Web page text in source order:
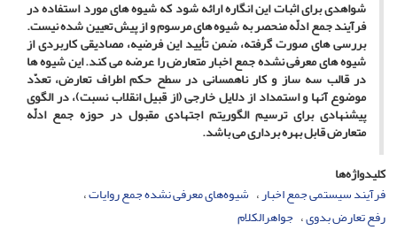
شواهدی برای اثبات این انگاره ارائه شود که شیوه­ های مورد استفاده در
فرآیند جمع ادلّه منحصر به شیوه­ های مرسوم و از پیش تعیین شده نیست.
بررسی­ های صورت گرفته، ضمن تأیید این فرضیه، مصادیقی کاربردی از
شیوه­ های معرفی نشده جمع اخبار متعارض را عرضه می­ کند. این شیوه­ ها
در قالب سه ساز و کار ناهمسانی در سطح حکم اطراف تعارض، تعدّد
موضوع آن­ها و استمداد از دلایل خارجی (از قبیل انقلاب نسبت)، در الگوی
پیشنهادی برای ترسیم الگوریتم اجتهادی مقبول در حوزه جمع ادلّه
متعارض قابل بهره­ برداری می­ باشد.
کلیدواژه‌ها
فرآیند سیستمی جمع اخبار شیوه‌های معرفی نشده جمع روایات
رفع تعارض بدوی جواهرالکلام